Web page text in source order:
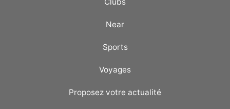
Near
Sports
Voyages
Proposez votre actualité